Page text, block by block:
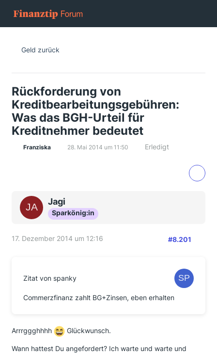
Geld zurück
Rückforderung von
Kreditbearbeitungsgebühren:
Was das BGH-Urteil für
Kreditnehmer bedeutet
Franziska 28. Mai 2014 um 11:50 Erledigt
Jagi
Sparkönig:in
17. Dezember 2014 um 12:16 #8.201
Zitat von spanky
Commerzfinanz zahlt BG+Zinsen, eben erhalten
Arrrggghhhh Glückwunsch.
Wann hattest Du angefordert? Ich warte und warte und